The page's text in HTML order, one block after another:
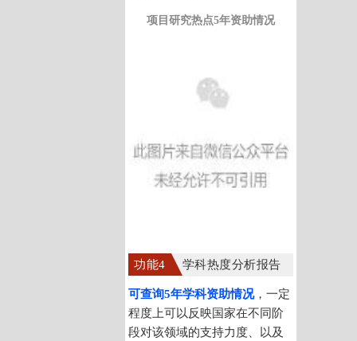
项目研究热点5年资助情况
功能4 学科热度分析报告
可查询5年学科资助情况，一定
程度上可以反映国家在不同阶
段对该领域的支持力度、以及